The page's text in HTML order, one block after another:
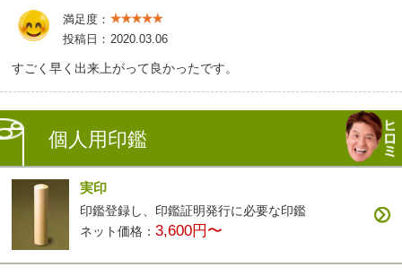
満足度：
投稿日： 2020.03.06
すごく早く出来上がって良かったです。
個人用印鑑
実印
印鑑登録し、印鑑証明発行に必要な印鑑
ネット価格：3,600円〜